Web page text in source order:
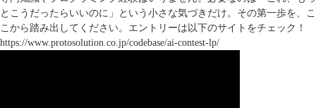
とこうだったらいいのに」という小さな気づきだけ。その第一歩を、こ
こから踏み出してください。エントリーは以下のサイトをチェック！
https://www.protosolution.co.jp/codebase/ai-contest-lp/